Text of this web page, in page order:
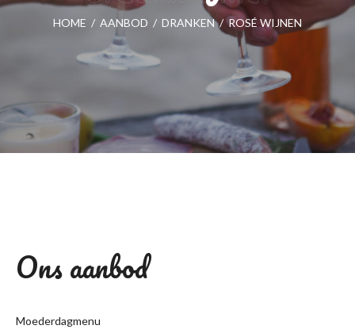
HOME / AANBOD / DRANKEN / ROSÉ WIJNEN
Ons aanbod
Moederdagmenu